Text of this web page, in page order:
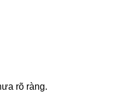
rõ ràng.